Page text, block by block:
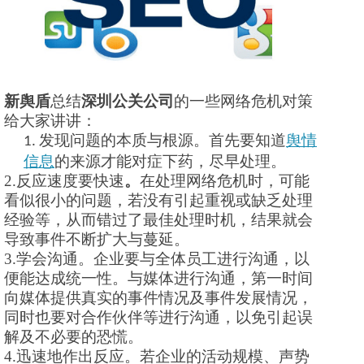
新舆盾总结深圳公关公司 的一些网络危机对策
给大家讲讲：
1. 发现问题的本质与根源。 首先要知道舆情
信息的来源才能对症下药，尽早处理。
2.反应速度要快速。 在处理网络危机时，可能
看似很小的问题，若没有引起重视或缺乏处理
经验等，从而错过了最佳处理时机，结果就会
导致事件不断扩大与蔓延。
3.学会沟通。 企业要与全体员工进行沟通，以
便能达成统一性。与媒体进行沟通，第一时间
向媒体提供真实的事件情况及事件发展情况，
同时也要对合作伙伴等进行沟通，以免引起误
解及不必要的恐慌。
4.迅速地作出反应。若企业的活动规模、声势